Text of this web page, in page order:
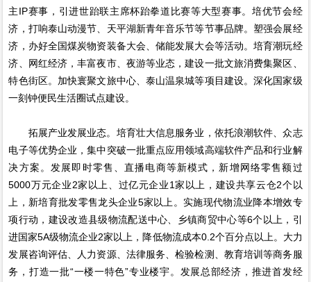
主IP赛事，引进世跆联主席杯跆拳道比赛等大型赛事。培优节会经
济，打响泰山动漫节、天平湖新青年音乐节等节事品牌。塑强会展经
济，办好全国煤炭物资装备大会、储能发展大会等活动。培育潮玩经
济、网红经济，丰富夜市、夜游等业态，建设一批文旅消费集聚区、
特色街区。加快寰聚文旅中心、泰山温泉城等项目建设。深化国家级
一刻钟便民生活圈试点建设。
拓展产业发展业态。培育壮大信息服务业，依托浪潮软件、众志
电子等优势企业，集中突破一批重点应用领域高端软件产品和行业解
决方案。发展即时零售、直播电商等新模式，新增网络零售额过
5000万元企业2家以上、过亿元企业1家以上，建设共享云仓2个以
上，新培育批发零售龙头企业5家以上。实施现代物流业降本增效专
项行动，建设改造县级物流配送中心、乡镇商贸中心等6个以上，引
进国家5A级物流企业2家以上，降低物流成本0.2个百分点以上。大力
发展咨询评估、人力资源、法律服务、检验检测、教育培训等商务服
务，打造一批“一楼一特色”专业楼宇。发展总部经济，推进首发经